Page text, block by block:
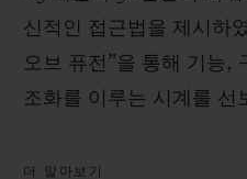
신적인 접근법을 제시하
오브 퓨전”을 통해 기능,
조화를 이루는 시계를 선
더 알아보기